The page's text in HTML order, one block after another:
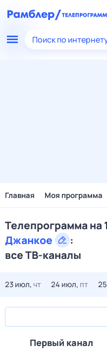
Поиск по
Главная Моя программа
Телепрограмма на
Джанкое
:
все ТВ-каналы
23 июл,чт 24 июл, пт
Первый канал